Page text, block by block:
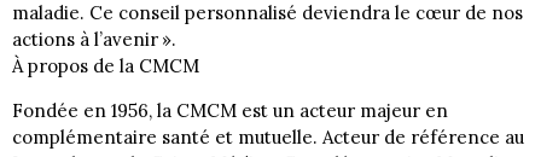
maladie. Ce conseil personnalisé deviendra le cœur de nos
actions à l’avenir ».
À propos de la CMCM
Fondée en 1956, la CMCM est un acteur majeur en
complémentaire santé et mutuelle. Acteur de référence au